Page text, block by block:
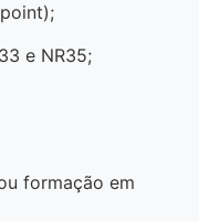
e NR35;
formação em